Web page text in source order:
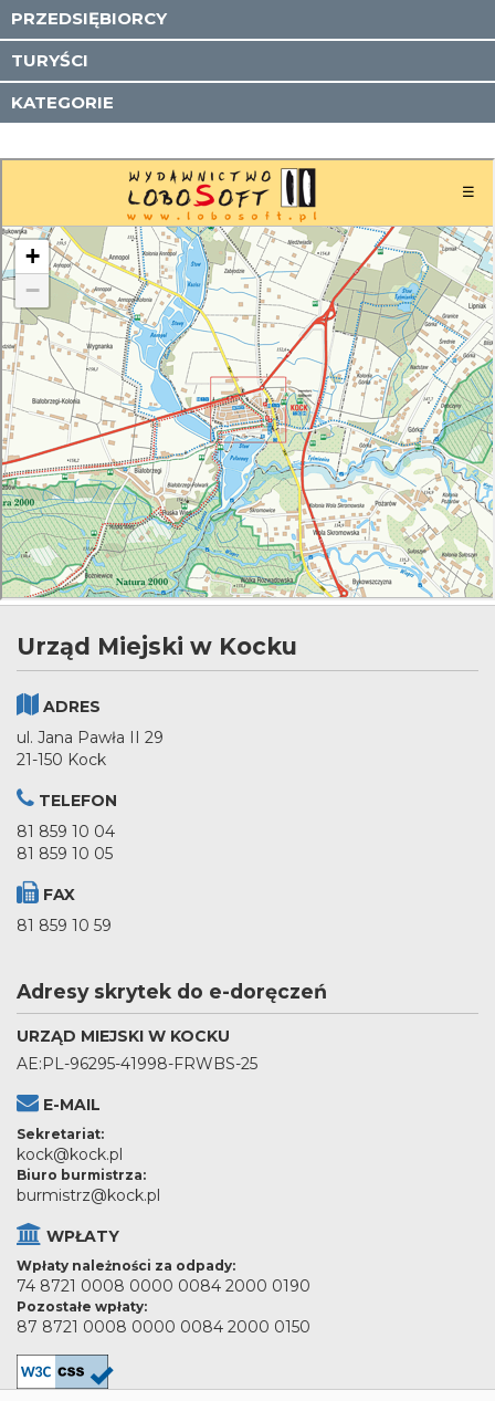
PRZEDSIĘBIORCY
TURYŚCI
KATEGORIE
Urząd Miejski w Kocku
ADRES
ul. Jana Pawła II 29
21-150 Kock
TELEFON
81 859 10 04
81 859 10 05
FAX
81 859 10 59
Adresy skrytek do e-doręczeń
URZĄD MIEJSKI W KOCKU
AE:PL-96295-41998-FRWBS-25
E-MAIL
Sekretariat:
kock@kock.pl
Biuro burmistrza:
burmistrz@kock.pl
WPŁATY
Wpłaty należności za odpady:
74 8721 0008 0000 0084 2000 0190
Pozostałe wpłaty:
87 8721 0008 0000 0084 2000 0150